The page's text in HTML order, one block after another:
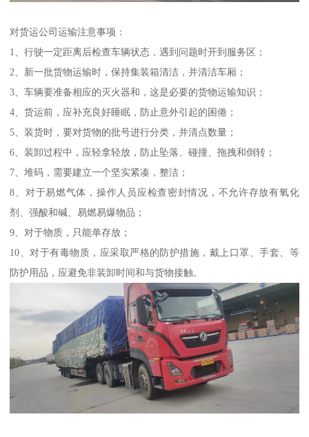
对货运公司运输注意事项：
1、行驶一定距离后检查车辆状态，遇到问题时开到服务区；
2、新一批货物运输时，保持集装箱清洁，并清洁车厢；
3、车辆要准备相应的灭火器和，这是必要的货物运输知识；
4、货运前，应补充良好睡眠，防止意外引起的困倦；
5、装货时，要对货物的批号进行分类，并清点数量；
6、装卸过程中，应轻拿轻放，防止坠落、碰撞、拖拽和倒转；
7、堆码，需要建立一个坚实紧凑，整洁；
8、对于易燃气体，操作人员应检查密封情况，不允许存放有氧化
剂、强酸和碱、易燃易爆物品；
9、对于物质，只能单存放；
10、对于有毒物质，应采取严格的防护措施，戴上口罩、手套、等
防护用品，应避免非装卸时间和与货物接触。